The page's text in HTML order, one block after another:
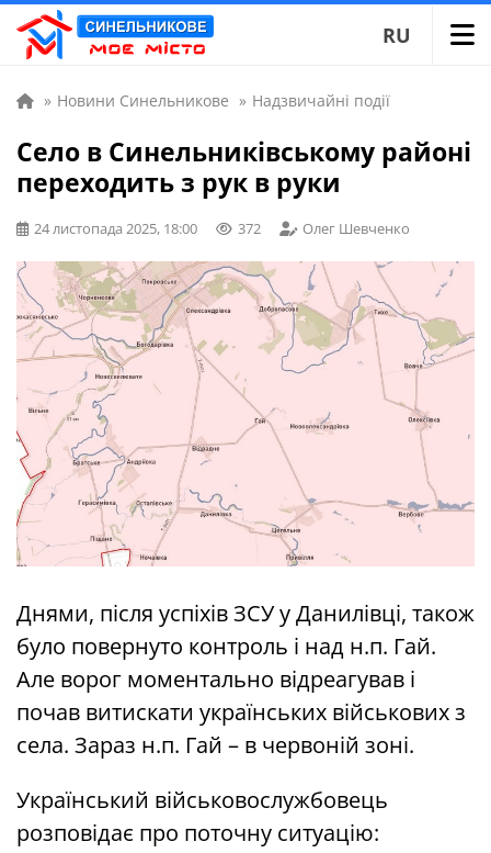
RU
» Новини Синельникове » Надзвичайні події
Село в Синельниківському районі
переходить з рук в руки
24 листопада 2025, 18:00 372 Олег Шевченко
Днями, після успіхів ЗСУ у Данилівці, також
було повернуто контроль і над н.п. Гай.
Але ворог моментально відреагував і
почав витискати українських військових з
села. Зараз н.п. Гай – в червоній зоні.
Український військовослужбовець
розповідає про поточну ситуацію: